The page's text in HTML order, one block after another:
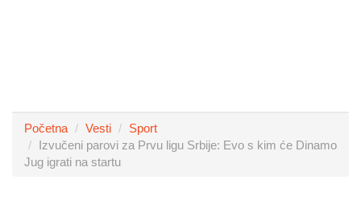
Početna Vesti
Sport
Izvučeni parovi za Prvu ligu Srbije: Evo s kim će Dinamo
Jug igrati na startu